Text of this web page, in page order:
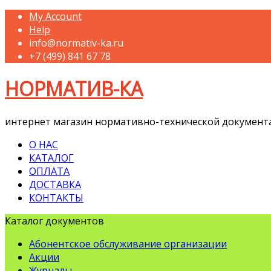
My Account
Help
info@normativ-ka.ru
+7 (499) 841 67 78
НОРМАТИВ-КА
интернет магазин нормативно-технической
О НАС
КАТАЛОГ
ОПЛАТА
ДОСТАВКА
КОНТАКТЫ
Каталог документов
Абонентское обслуживание организации
Акции